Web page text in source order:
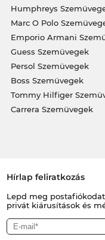
Humphreys
Marc O Polo
Emporio Armani
Guess Szemüvegek
Persol Szemüvegek
Boss Szemüvegek
Tommy Hilfiger
Carrera Szemüvegek
Hírlap feliratkozás
Lepd meg
privát kiárusítások és